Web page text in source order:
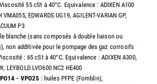
55 cSt à 40°C. Equivalence : ADIXEN A100
VMA055, EDWARDS UG19, AGILENT-VARIAN GP,
P3
blanche (sans composés à double liaison ou
non additivée pour le pompage des gaz corrosifs
: 65 cSt à 40°C. Equivalence : ADIXEN A300,
LEYBOLD LVO600 NC2 HE400
- VPO25 : huiles PFPE (Fomblin),